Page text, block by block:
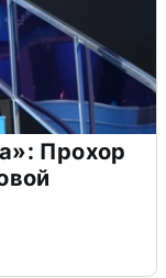
Прохор